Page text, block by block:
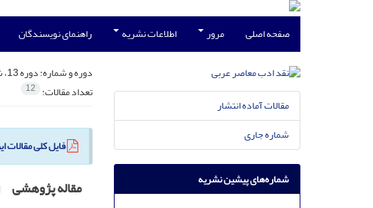
صفحه اصلی مرور اطلاعات نشریه راهنمای نویسندگان
دوره و شماره:دوره 13، شماره 24 - شماره پیاپی 26، مرداد 1402، صفحه 4-279
تعداد مقالات: 12
فایل کلی مقالات
مقاله پژوهشی
مقالات آماده انتشار
شماره جاری
شماره‌های پیشین نشریه